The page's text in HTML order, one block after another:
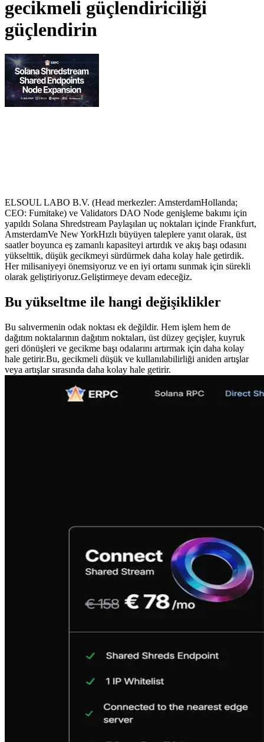
gecikmeli güçlendiriciliği
güçlendirin
ELSOUL LABO B.V. (Head merkezler: AmsterdamHollanda;
CEO: Fumitake) ve Validators DAO Node genişleme bakımı için
yapıldı Solana Shredstream Paylaşılan uç noktaları içinde Frankfurt,
AmsterdamVe New YorkHızlı büyüyen taleplere yanıt olarak, üst
saatler boyunca eş zamanlı kapasiteyi artırdık ve akış başı odasını
yükselttik, düşük gecikmeyi sürdürmek daha kolay hale getirdik.
Her milisaniyeyi önemsiyoruz ve en iyi ortamı sunmak için sürekli
olarak geliştiriyoruz.Geliştirmeye devam edeceğiz.
Bu yükseltme ile hangi değişiklikler
Bu salıvermenin odak noktası ek değildir. Hem işlem hem de
dağıtım noktalarının dağıtım noktaları, üst düzey geçişler, kuyruk
geri dönüşleri ve gecikme başı odalarını artırmak için daha kolay
hale getirir.Bu, gecikmeli düşük ve kullanılabilirliği aniden artışlar
veya artışlar sırasında daha kolay hale getirir.